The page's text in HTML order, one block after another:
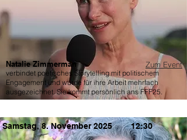
Natalie Zimmerman
verbindet poetisches Storytelling mit politischem
Engagement und wurde für ihre Arbeit mehrfach
ausgezeichnet. Sie kommt persönlich ans FFF25.
Zum Event
Samstag, 8. November 2025 12:30